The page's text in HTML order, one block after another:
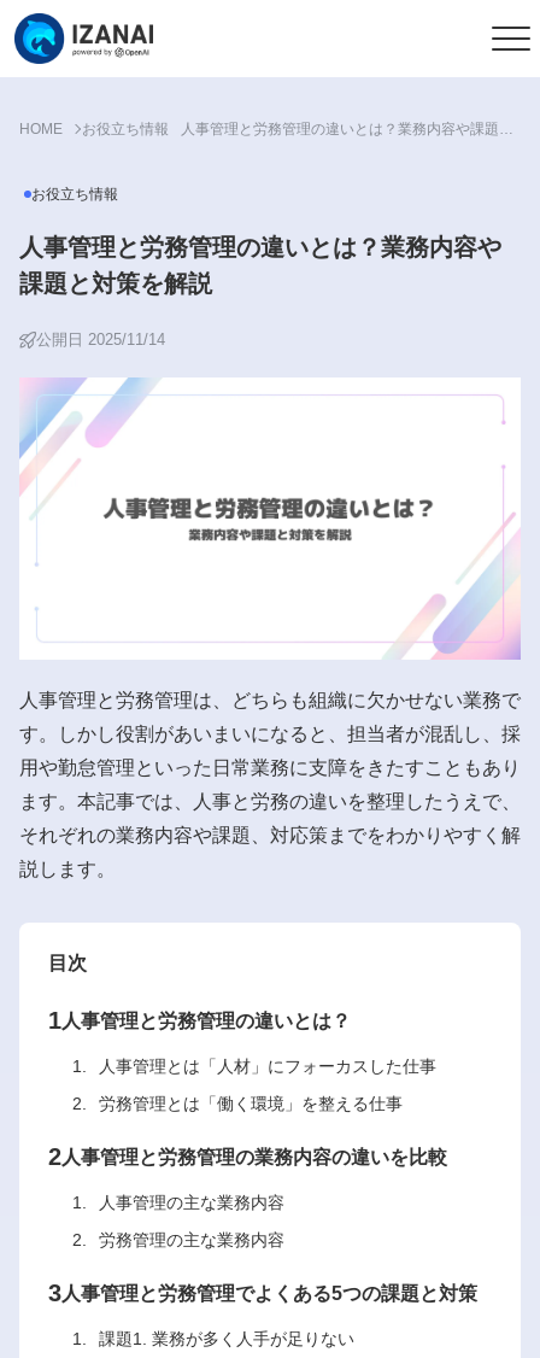
HOME お役立ち情報 人事管理と労務管理の違いとは？業務内容や課題と対策を解説
お役立ち情報
人事管理と労務管理の違いとは？業務内容や
課題と対策を解説
公開日 2025/11/14
人事管理と労務管理は、どちらも組織に欠かせない業務で
す。しかし役割があいまいになると、担当者が混乱し、採
用や勤怠管理といった日常業務に支障をきたすこともあり
ます。本記事では、人事と労務の違いを整理したうえで、
それぞれの業務内容や課題、対応策までをわかりやすく解
説します。
目次
1人事管理と労務管理の違いとは？
人事管理とは「人材」にフォーカスした仕事
労務管理とは「働く環境」を整える仕事
2人事管理と労務管理の業務内容の違いを比較
人事管理の主な業務内容
労務管理の主な業務内容
3人事管理と労務管理でよくある5つの課題と対策
課題1. 業務が多く人手が足りない